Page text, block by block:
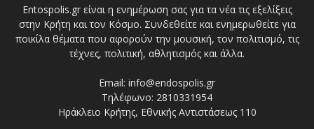
Entospolis.gr είναι η ενημέρωση σας για τα νέα τις εξελίξεις
στην Κρήτη και τον Κόσμο. Συνδεθείτε και ενημερωθείτε για
ποικίλα θέματα που αφορούν την μουσική, τον πολιτισμό, τις
τέχνες, πολιτική, αθλητισμός και άλλα.
Email: info@endospolis.gr
Τηλέφωνο: 2810331954
Ηράκλειο Κρήτης, Εθνικής Αντιστάσεως 110